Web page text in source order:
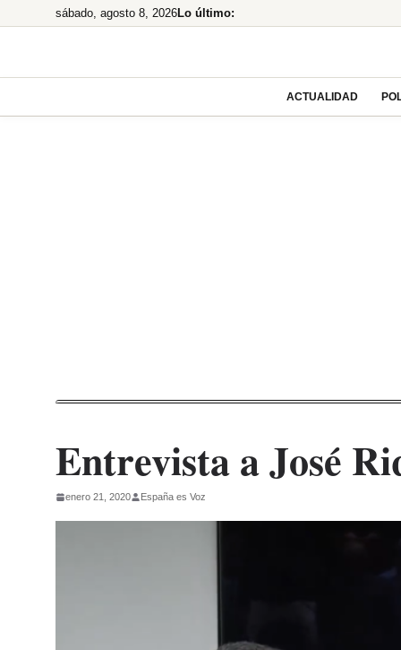
al
sábado, agosto 8, 2026Lo último:
ACTUALIDAD
Entrevista a José
enero 21, 2020 España es Voz